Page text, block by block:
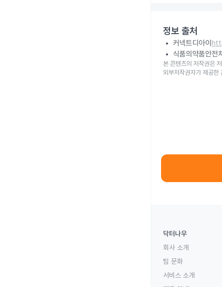
정보 출처
커넥트디아이
식품의약품안전
본 콘텐츠의 저작권은
외부저작권자가 제공한
닥터나우
회사 소개
팀 문화
서비스 소개